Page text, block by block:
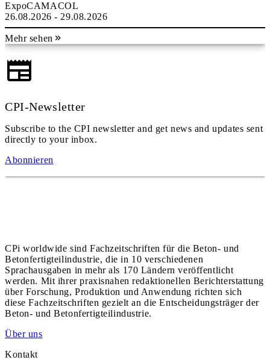
ExpoCAMACOL
26.08.2026 - 29.08.2026
Mehr sehen
CPI-Newsletter
Subscribe to the CPI newsletter and get news and updates sent
directly to your inbox.
Abonnieren
CPi worldwide sind Fachzeitschriften für die Beton- und
Betonfertigteilindustrie, die in 10 verschiedenen
Sprachausgaben in mehr als 170 Ländern veröffentlicht
werden. Mit ihrer praxisnahen redaktionellen Berichterstattung
über Forschung, Produktion und Anwendung richten sich
diese Fachzeitschriften gezielt an die Entscheidungsträger der
Beton- und Betonfertigteilindustrie.
Über uns
Kontakt